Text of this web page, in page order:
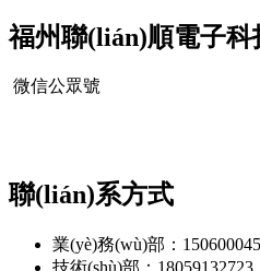
福州聯(lián)順電子科
微信公眾號
聯(lián)系方式
業(yè)務(wù)部：